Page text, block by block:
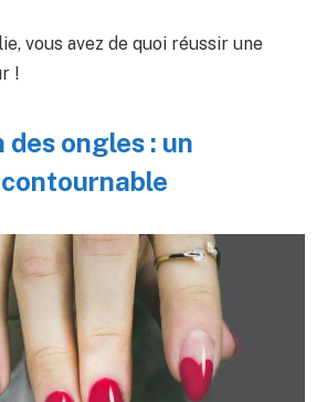
vous avez de quoi réussir une
!
ongles : un